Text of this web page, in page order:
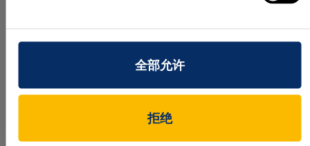
全部允许
拒绝
在本场网络研讨会中，Jan
Gaertner（HALCON 产品经理）和
Agnes Weinhuber（应用工程师）将
功能。
Deep
习的新
计。
越，使
境下